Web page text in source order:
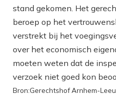
stand gekomen. Het
beroep op het
verstrekt bij het
over het economisch
moeten weten dat de
verzoek niet goed kon
Bron:Gerechtshof Arnhem-